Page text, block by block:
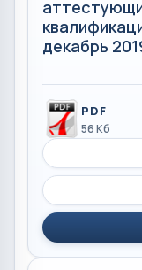
декабрь
PDF
56 Кб